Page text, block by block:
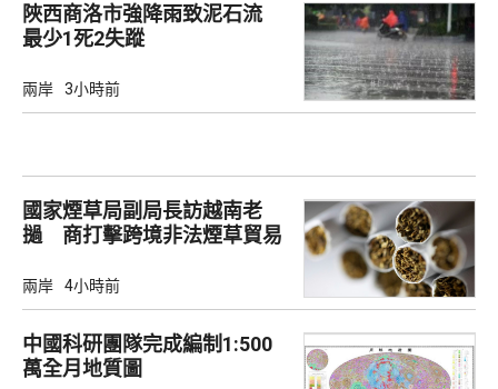
陜西商洛市強降雨致泥石流
最少1死2失蹤
兩岸 3小時前
國家煙草局副局長訪越南老
撾 商打擊跨境非法煙草貿易
兩岸 4小時前
中國科研團隊完成編制1:500
萬全月地質圖